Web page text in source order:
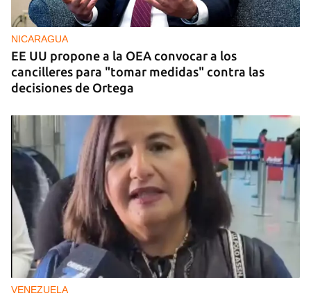
NICARAGUA
EE UU propone a la OEA convocar a los
cancilleres para "tomar medidas" contra las
decisiones de Ortega
VENEZUELA